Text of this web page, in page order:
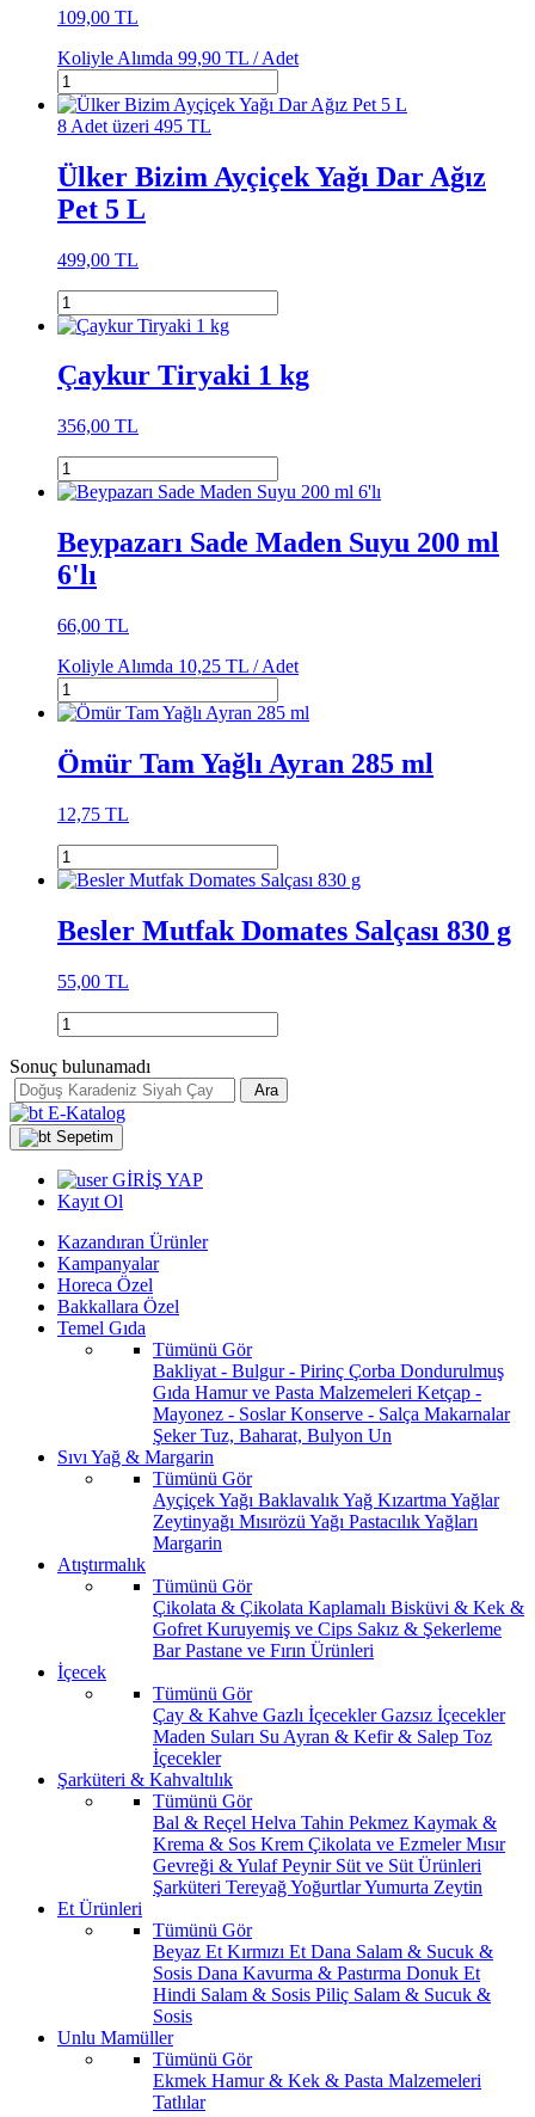
109,00 TL
Koliyle Alımda 99,90 TL /Adet
8 Adet üzeri 495 TL
Ülker Bizim Ayçiçek Yağı Dar Ağız
Pet 5 L
499,00 TL
Çaykur Tiryaki 1 kg
356,00 TL
Beypazarı Sade Maden Suyu 200 ml
6'lı
66,00 TL
Koliyle Alımda 10,25 TL /Adet
Ömür Tam Yağlı Ayran 285 ml
12,75 TL
Besler Mutfak Domates Salçası 830 g
55,00 TL
Sonuç bulunamadı
Ara
E-Katalog
Sepetim
GİRİŞ YAP
Kayıt Ol
Kazandıran Ürünler
Kampanyalar
Horeca Özel
Bakkallara Özel
Temel Gıda
Tümünü Gör
Bakliyat - Bulgur - Pirinç Çorba Dondurulmuş
Gıda Hamur ve Pasta Malzemeleri Ketçap -
Mayonez - SoslarKonserve - Salça Makarnalar
ŞekerTuz, Baharat, Bulyon Un
Sıvı Yağ & Margarin
Tümünü Gör
Ayçiçek Yağı Baklavalık Yağ Kızartma Yağlar
Zeytinyağı Mısırözü Yağı Pastacılık Yağları
Margarin
Atıştırmalık
Tümünü Gör
Çikolata & Çikolata Kaplamalı Bisküvi & Kek &
Gofret Kuruyemiş ve Cips Sakız & Şekerleme
BarPastane ve Fırın Ürünleri
İçecek
Tümünü Gör
Çay & Kahve Gazlı İçeceklerGazsız İçecekler
Maden Suları Su Ayran & Kefir & Salep Toz
İçecekler
Şarküteri & Kahvaltılık
Tümünü Gör
Bal & Reçel Helva Tahin Pekmez Kaymak &
Krema & Sos Krem Çikolata ve EzmelerMısır
Gevreği & YulafPeynir Süt ve Süt Ürünleri
Şarküteri TereyağYoğurtlarYumurta Zeytin
Et Ürünleri
Tümünü Gör
Beyaz Et Kırmızı Et Dana Salam & Sucuk &
Sosis Dana Kavurma & Pastırma Donuk Et
Hindi Salam & Sosis Piliç Salam & Sucuk &
Sosis
Unlu Mamüller
Tümünü Gör
Ekmek Hamur & Kek & Pasta Malzemeleri
Tatlılar